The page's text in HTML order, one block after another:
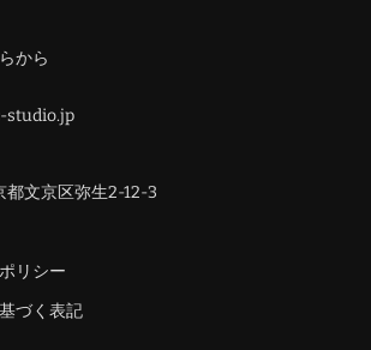
から
studio.jp
都文京区弥生2-12-3
リシー
づく表記